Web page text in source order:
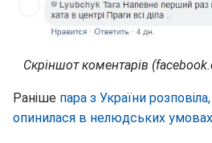
Скріншот коментарів
Раніше пара з України
опинилася в нелюдських умовах